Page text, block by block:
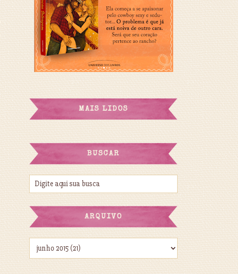
MAIS LIDOS
BUSCAR
ARQUIVO